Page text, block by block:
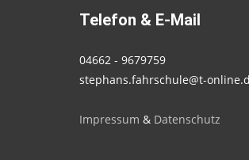
Telefon & E-Mail
04662 - 9679759
stephans.fahrschule@t-
Impressum & Datenschutz